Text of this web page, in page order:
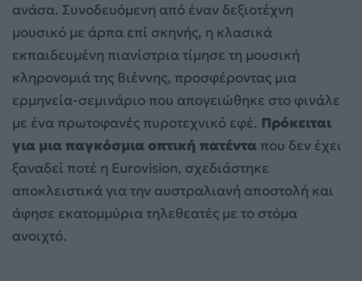
ανάσα. Συνοδευόμενη από έναν δεξιοτέχνη
μουσικό με άρπα επί σκηνής, η κλασικά
εκπαιδευμένη πιανίστρια τίμησε τη μουσική
κληρονομιά της Βιέννης, προσφέροντας μια
ερμηνεία-σεμινάριο που απογειώθηκε στο φινάλε
με ένα πρωτοφανές πυροτεχνικό εφέ. Πρόκειται
για μια παγκόσμια οπτική πατέντα που δεν έχει
ξαναδεί ποτέ η Eurovision, σχεδιάστηκε
αποκλειστικά για την αυστραλιανή αποστολή και
άφησε εκατομμύρια τηλεθεατές με το στόμα
ανοιχτό.